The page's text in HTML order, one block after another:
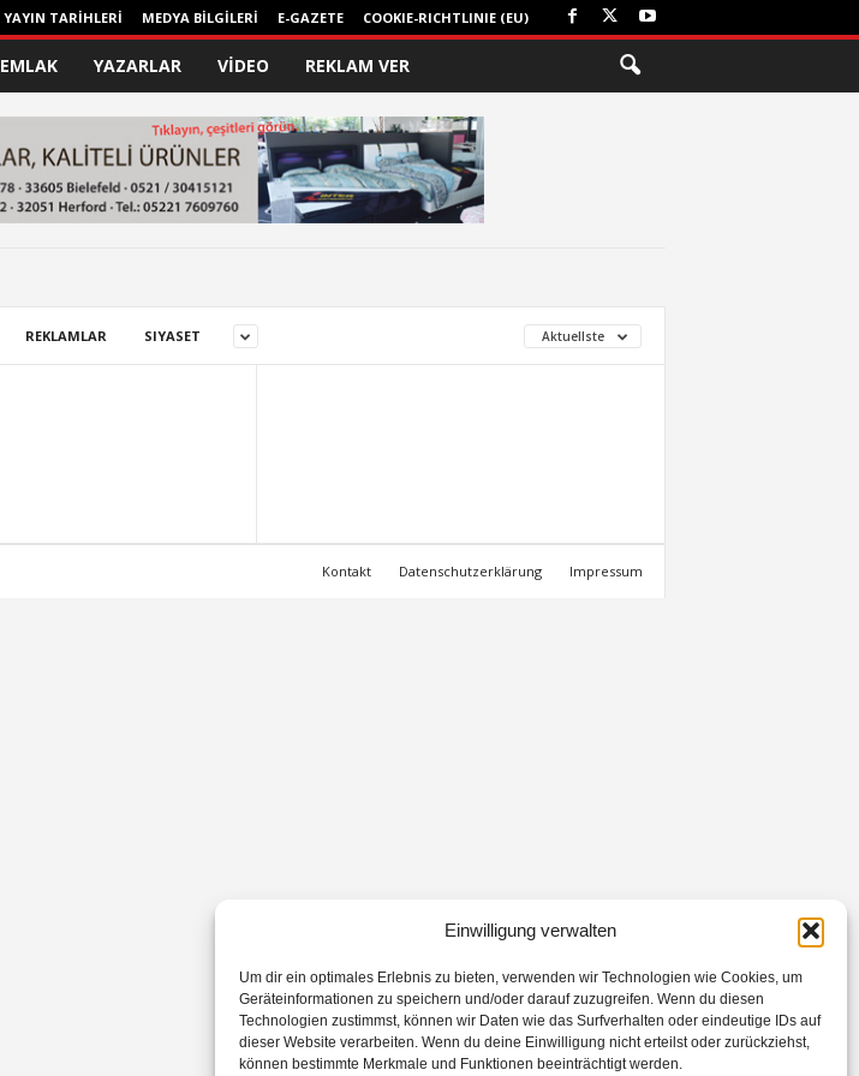
Einwilligung verwalten
Um dir ein optimales Erlebnis zu bieten, verwenden wir Technologien wie Cookies, um
Geräteinformationen zu speichern und/oder darauf zuzugreifen. Wenn du diesen
Technologien zustimmst, können wir Daten wie das Surfverhalten oder eindeutige IDs auf
dieser Website verarbeiten. Wenn du deine Einwilligung nicht erteilst oder zurückziehst,
können bestimmte Merkmale und Funktionen beeinträchtigt werden.
YAYIN TARİHLERİ MEDYA BİLGİLERİ E-GAZETE COOKIE-RICHTLINIE (EU)
EMLAK YAZARLAR VİDEO REKLAM VER
REKLAMLAR SIYASET Aktuellste
Kontakt Datenschutzerklärung Impressum